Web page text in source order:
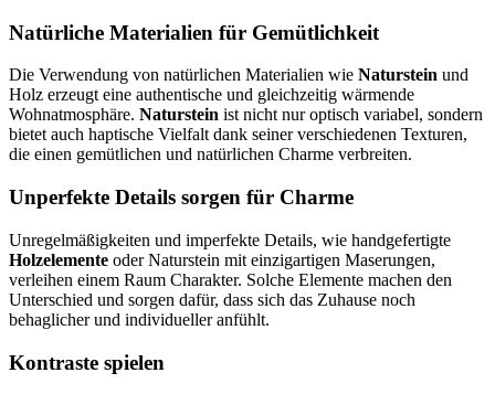
Natürliche Materialien für Gemütlichkeit
Die Verwendung von natürlichen Materialien wie Naturstein und
Holz erzeugt eine authentische und gleichzeitig wärmende
Wohnatmosphäre. Naturstein ist nicht nur optisch variabel, sondern
bietet auch haptische Vielfalt dank seiner verschiedenen Texturen,
die einen gemütlichen und natürlichen Charme verbreiten.
Unperfekte Details sorgen für Charme
Unregelmäßigkeiten und imperfekte Details, wie handgefertigte
Holzelemente oder Naturstein mit einzigartigen Maserungen,
verleihen einem Raum Charakter. Solche Elemente machen den
Unterschied und sorgen dafür, dass sich das Zuhause noch
behaglicher und individueller anfühlt.
Kontraste spielen